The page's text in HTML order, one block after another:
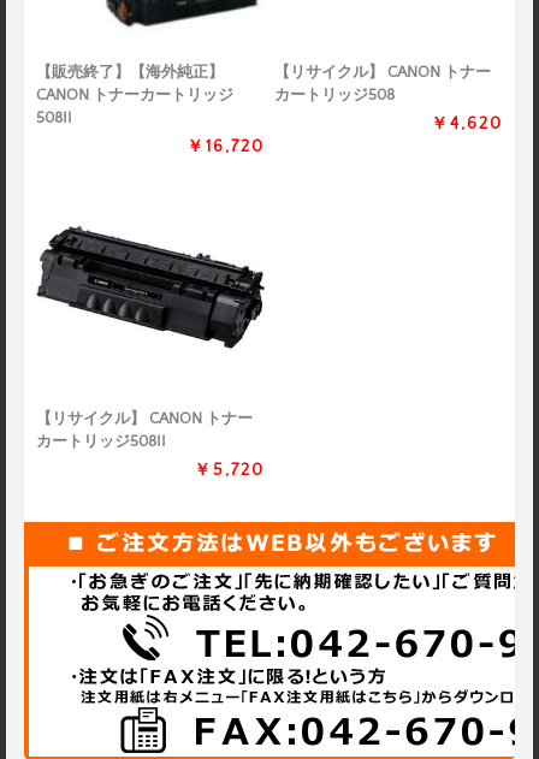
【販売終了】【海外純正】
CANON トナーカートリッジ
508II
￥16,720
【リサイクル】 CANON トナー
カートリッジ508
￥4,620
【リサイクル】 CANON トナー
カートリッジ508II
￥5,720